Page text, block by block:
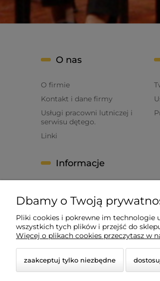
O nas
O firmie
Kontakt i dane firmy
Usługi pracowni lutniczej i
serwisu dętego.
Linki
Informacje
Regulamin
Zwroty i reklamacje
->Formularz zwrotu
Dbamy o Twoją
Pliki cookies i pokrewne im technologie
wszystkich tych plików i przejść do
Więcej o plikach cookies przeczytasz w
zaakceptuj tylko niezbędne